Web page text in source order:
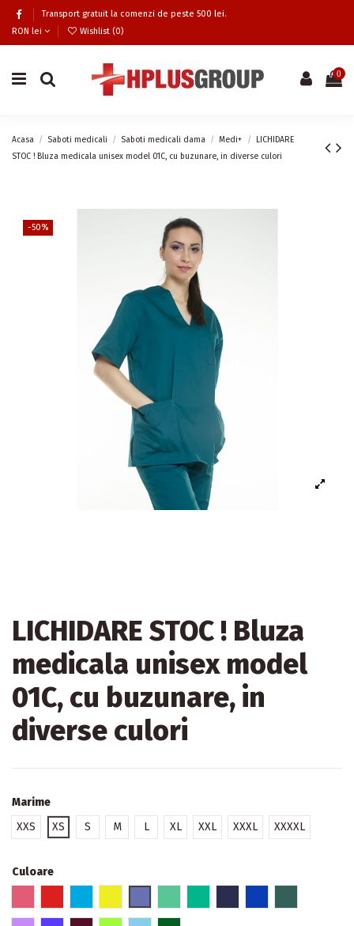
Transport gratuit la comenzi de peste 500 lei.
RON lei
Wishlist (0)
0
Acasa Saboti medicali Saboti medicali dama Medi+
LICHIDARE
STOC ! Bluza medicala unisex model 01C, cu buzunare, in diverse culori
-50%
LICHIDARE STOC ! Bluza
medicala unisex model
01C, cu buzunare, in
diverse culori
Marime
XXS
XS S M L XL XXL XXXL XXXXL
Culoare